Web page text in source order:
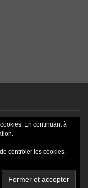
En continuant à
contrôler les cookies,